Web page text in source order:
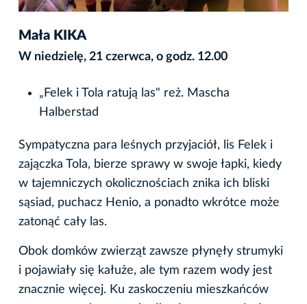
Mała KIKA
W niedzielę, 21 czerwca, o godz. 12.00
„Felek i Tola ratują las" reż. Mascha
Halberstad
Sympatyczna para leśnych przyjaciół, lis Felek i
zajączka Tola, bierze sprawy w swoje łapki, kiedy
w tajemniczych okolicznościach znika ich bliski
sąsiad, puchacz Henio, a ponadto wkrótce może
zatonąć cały las.
Obok domków zwierząt zawsze płynęły strumyki
i pojawiały się kałuże, ale tym razem wody jest
znacznie więcej. Ku zaskoczeniu mieszkańców